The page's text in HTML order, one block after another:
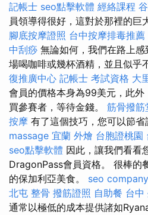
記帳士 seo點擊軟體 經絡課程
員領導得很好，這對於那裡的巨
腳底按摩證照 台中按摩排毒推薦
中刮痧 無論如何，我們在路上
場喝咖啡或幾杯酒精，並且似乎
復推廣中心 記帳士 考試資格 大
會員的價格本身為99美元，此
買參賽者，等待金錢。 筋骨撥筋
按摩 有了這個技巧，您可以節省
massage 宜蘭 外燴 台胞證桃園
seo點擊軟體 因此，讓我們看看
DragonPass會員資格。 很棒的
的保加利亞美食。 seo company
北屯 整骨 撥筋證照 自助餐 台中
通常以極低的成本提供諸如